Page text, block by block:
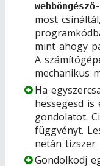
most
mint ahogy
A
mechanikus
Ha
hessegesd
gondolatot.
függvényt.
netán tízszer
Gondolkodj